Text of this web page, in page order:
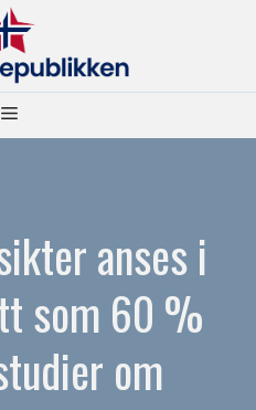
Meny
anses i
som 60 %
om